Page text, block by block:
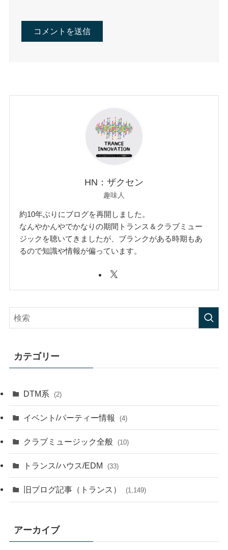
HN：ザクセン
趣味人
約10年ぶりにブログを再開しました。
なんやかんやでかなりの期間トランス＆クラブミュー
ジックを聴いてきましたが、ブランクがある時期もあ
るので知識や情報が偏っています。
カテゴリー
DTM系 (2)
イベント/パーティー情報 (4)
クラブミュージック全般 (10)
トランス/ハウス/EDM (33)
旧ブログ記事（トランス） (1,149)
アーカイブ